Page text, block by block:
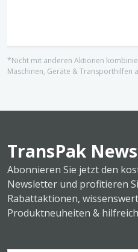
*Nicht mit anderen Aktionen
Maschinen, Geräte & Transporthilfen
TransPak
Abonnieren Sie jetzt den
Newsletter und profitieren
Rabattaktionen,
Produktneuheiten &